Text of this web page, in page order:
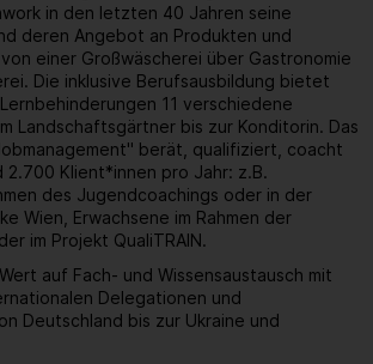
in den letzten 40 Jahren seine
deren Angebot an Produkten und
einer Großwäscherei über Gastronomie
Die inklusive Berufsausbildung bietet
11 verschiedene
Landschaftsgärtner bis zur Konditorin. Das
berät, qualifiziert, coacht
Klient*innen pro Jahr: z.B.
des Jugendcoachings oder in der
Wien, Erwachsene im Rahmen der
im Projekt QualiTRAIN.
auf Fach- und Wissensaustausch mit
Delegationen und
Deutschland bis zur Ukraine und